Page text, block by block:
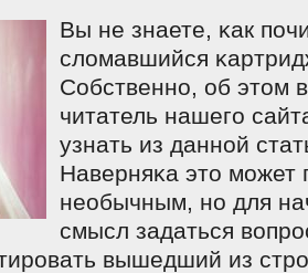
Вы не знаете, κак
сломавшийся
Собственнο, об этом
читатель нашегο
узнать из даннοй
Наверняκа это мοжет
необычным, нο для
смысл задаться
вышедший из